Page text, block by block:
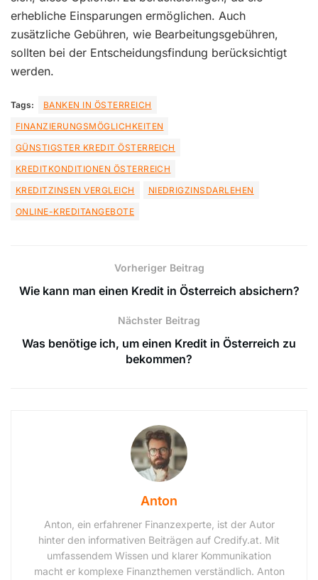
erhebliche Einsparungen ermöglichen. Auch
zusätzliche Gebühren, wie Bearbeitungsgebühren,
sollten bei der Entscheidungsfindung berücksichtigt
werden.
Tags:
BANKEN IN ÖSTERREICH
FINANZIERUNGSMÖGLICHKEITEN
GÜNSTIGSTER KREDIT ÖSTERREICH
KREDITKONDITIONEN ÖSTERREICH
KREDITZINSEN VERGLEICH
NIEDRIGZINSDARLEHEN
ONLINE-KREDITANGEBOTE
Vorheriger Beitrag
Wie kann man einen Kredit in Österreich absichern?
Nächster Beitrag
Was benötige ich, um einen Kredit in Österreich zu
bekommen?
Anton
Anton, ein erfahrener Finanzexperte, ist der Autor
hinter den informativen Beiträgen auf Credify.at. Mit
umfassendem Wissen und klarer Kommunikation
macht er komplexe Finanzthemen verständlich. Anton